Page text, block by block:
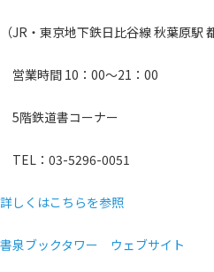
（JR・東京地下鉄日比谷線 秋葉原駅
営業時間 10：00～21：00
5階鉄道書コーナー
TEL：03-5296-0051
詳しくはこちらを参照
書泉ブックタワー ウェブサイト